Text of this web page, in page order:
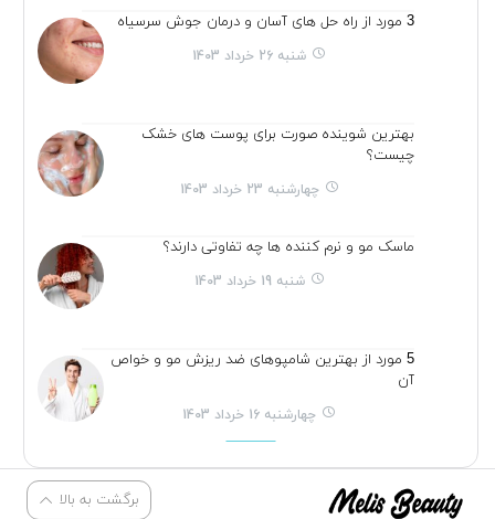
3 مورد از راه حل های آسان و درمان جوش سرسیاه
شنبه 26 خرداد 1403
بهترین شوینده صورت برای پوست های خشک
چیست؟
چهارشنبه 23 خرداد 1403
ماسک مو و نرم کننده ها چه تفاوتی دارند؟
شنبه 19 خرداد 1403
5 مورد از بهترین شامپوهای ضد ریزش مو و خواص
آن
چهارشنبه 16 خرداد 1403
برگشت به بالا